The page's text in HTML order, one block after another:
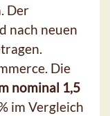
Der
nach neuen
Die
nominal 1,5
im Vergleich